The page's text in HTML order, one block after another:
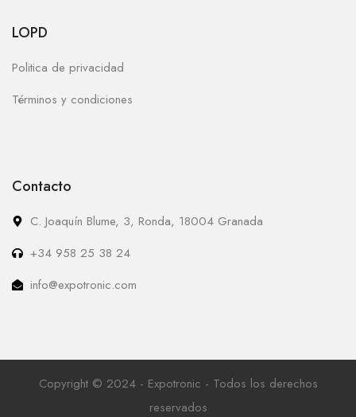
LOPD
Politica de privacidad
Términos y condiciones
Contacto
C. Joaquín Blume, 3, Ronda, 18004 Granada
+34 958 25 38 24
info@expotronic.com
Copyright © 2024 - Expotronic - Todos los derechos
reservados